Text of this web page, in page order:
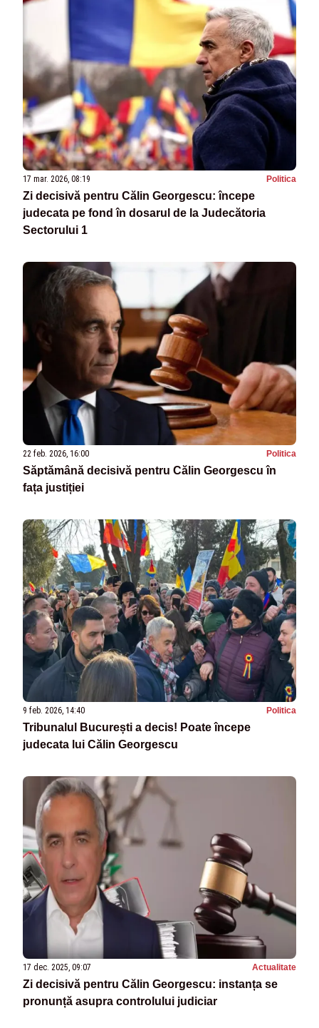
17 mar. 2026, 08:19 Politica
Zi decisivă pentru Călin Georgescu: începe
judecata pe fond în dosarul de la Judecătoria
Sectorului 1
22 feb. 2026, 16:00 Politica
Săptămână decisivă pentru Călin Georgescu în
fața justiției
9 feb. 2026, 14:40 Politica
Tribunalul București a decis! Poate începe
judecata lui Călin Georgescu
17 dec. 2025, 09:07 Actualitate
Zi decisivă pentru Călin Georgescu: instanța se
pronunță asupra controlului judiciar